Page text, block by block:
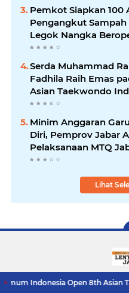
Pemkot Siapkan 100
Pengangkut Sampah
Legok Nangka
Serda Muhammad
Fadhila Raih Emas
Asian Taekwondo
Open Championship
Minim Anggaran
Diri, Pemprov Jabar
Pelaksanaan MTQ
Lihat
Open 8th Asian Taekwondo